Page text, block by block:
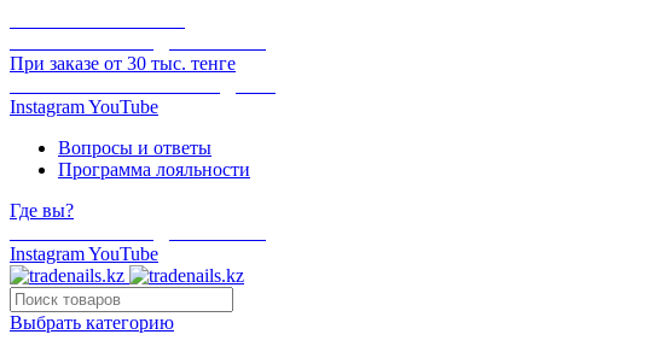
При заказе от 30 тыс. тенге
InstagramYouTube
Вопросы и ответы
Программа лояльности
Где вы?
InstagramYouTube
Выбрать категорию